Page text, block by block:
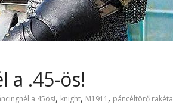
a .45-ös!
a 45ös!, knight, M1911 , páncéltörő rakéta